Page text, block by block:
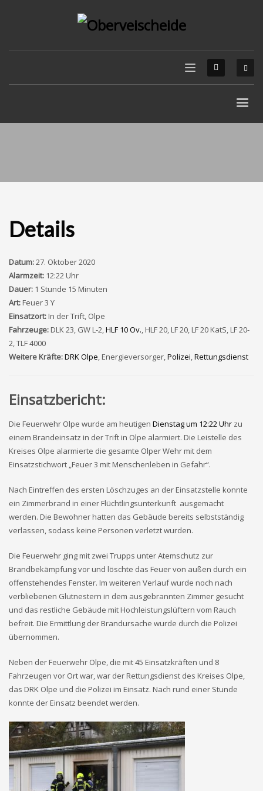
Details
Datum:27. Oktober 2020
Alarmzeit: 12:22 Uhr
Dauer: 1 Stunde 15 Minuten
Art:Feuer 3 Y
Einsatzort:In der Trift, Olpe
Fahrzeuge:DLK 23, GW L-2,HLF 10 Ov., HLF 20, LF 20, LF 20 KatS, LF 20-
2, TLF 4000
Weitere Kräfte:DRK Olpe, Energieversorger,Polizei,Rettungsdienst
Einsatzbericht:
Die Feuerwehr Olpe wurde am heutigen Dienstag um 12:22 Uhr zu
einem Brandeinsatz in der Trift in Olpe alarmiert. Die Leistelle des
Kreises Olpe alarmierte die gesamte Olper Wehr mit dem
Einsatzstichwort „Feuer 3 mit Menschenleben in Gefahr“.
Nach Eintreffen des ersten Löschzuges an der Einsatzstelle konnte
ein Zimmerbrand in einer Flüchtlingsunterkunft ausgemacht
werden. Die Bewohner hatten das Gebäude bereits selbstständig
verlassen, sodass keine Personen verletzt wurden.
Die Feuerwehr ging mit zwei Trupps unter Atemschutz zur
Brandbekämpfung vor und löschte das Feuer von außen durch ein
offenstehendes Fenster. Im weiteren Verlauf wurde noch nach
verbliebenen Glutnestern in dem ausgebrannten Zimmer gesucht
und das restliche Gebäude mit Hochleistungslüftern vom Rauch
befreit. Die Ermittlung der Brandursache wurde durch die Polizei
übernommen.
Neben der Feuerwehr Olpe, die mit 45 Einsatzkräften und 8
Fahrzeugen vor Ort war, war der Rettungsdienst des Kreises Olpe,
das DRK Olpe und die Polizei im Einsatz. Nach rund einer Stunde
konnte der Einsatz beendet werden.